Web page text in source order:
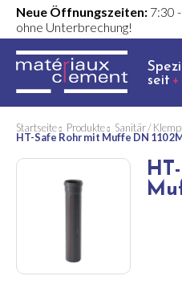
Neue Öffnungszeiten: 7:30
ohne Unterbrechung!
seit+
Startseite Produkte Sanitär /
HT-Safe Rohr mit Muffe DN 110